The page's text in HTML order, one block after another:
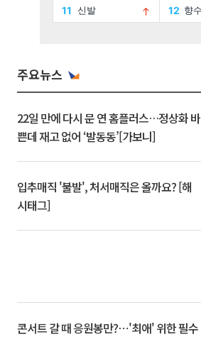
주요뉴스
22일 만에 다시 문 연 홈플러스…정상화 바
쁜데 재고 없어 ‘발동동’[가보니]
입추매직 '불발', 처서매직은 올까요? [해
시태그]
콘서트 갈 때 응원봉만?⋯'최애' 위한 필수